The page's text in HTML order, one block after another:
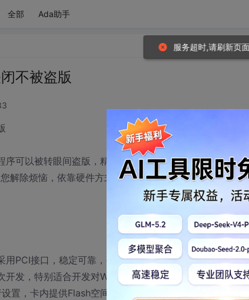
全部 Ada助手
不被盗版
序可以被转眼间盗版，精心设计的功能可能因程序被
解除烦恼，依靠硬件方式存取软件ID防盗版，看门狗功能
PCI接口，稳定可靠，硬件复位，100%的成功率，提供
开发，特别适合开发对Windows IIS服务的监控程序，用
置，卡内提供Flash空间，供用户存放重要信息，更可充
服务超时,请刷新页